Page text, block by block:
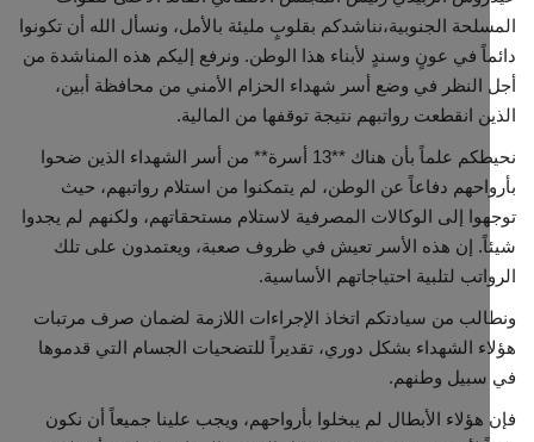
الجنوبية،نناشدكم بقلوبٍ مليئة بالأمل، ونسأل الله أن تكونوا
في عونٍ وسندٍ لأبناء هذا الوطن. ونرفع إليكم هذه المناشدة من
النظر في وضع أسر شهداء الحزام الأمني من محافظة أبين،
انقطعت رواتبهم نتيجة توقفها من المالية.
نحيطكم علماً بأن هناك **13 أسرة** من أسر الشهداء الذين ضحوا
دفاعاً عن الوطن، لم يتمكنوا من استلام رواتبهم، حيث
إلى الوكالات المصرفية لاستلام مستحقاتهم، ولكنهم لم يجدوا
إن هذه الأسر تعيش في ظروف صعبة، ويعتمدون على تلك
لتلبية احتياجاتهم الأساسية.
من سيادتكم اتخاذ الإجراءات اللازمة لضمان صرف مرتبات
الشهداء بشكل دوري، تقديراً للتضحيات الجسام التي قدموها
وطنهم.
الأبطال لم يبخلوا بأرواحهم، ويجب علينا جميعاً أن نكون